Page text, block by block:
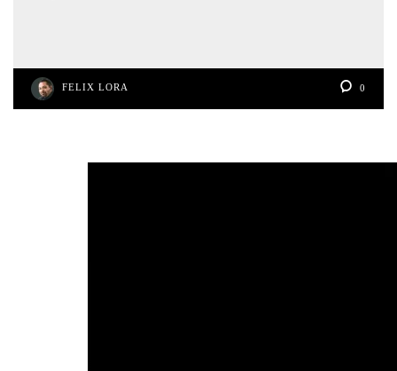
FELIX LORA 0